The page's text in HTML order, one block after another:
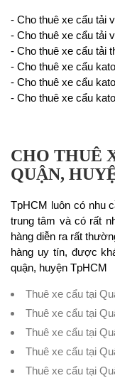
- Cho thuê xe cẩu tải
- Cho thuê xe cẩu tải
- Cho thuê xe cẩu tải
- Cho thuê xe cẩu
- Cho thuê xe cẩu
- Cho thuê xe cẩu
CHO THUÊ
QUẬN,
TpHCM luôn có nhu
trung tâm và có rất
hàng diễn ra rất
hàng uy tín, được
quận, huyện TpHCM
Thuê xe cẩu tại
Thuê xe cẩu tại
Thuê xe cẩu tại
Thuê xe cẩu tại
Thuê xe cẩu tại